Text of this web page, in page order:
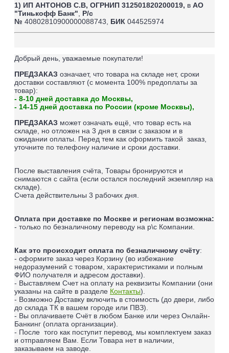
1) ИП АНТОНОВ С.В, ОГРНИП 312501820200019, в АО
"Тинькофф Банк"
Р/с
№ 40802810900000088743, БИК 044525974
Добрый день, уважаемые покупатели!
ПРЕДЗАКАЗ означает, что товара на складе нет, сроки
доставки составляют (с момента 100% предоплаты за
товар):
- 8-10 дней доставка до Москвы,
- 14-15 дней доставка по России (кроме Москвы),
ПРЕДЗАКАЗ может означать ещё, что товар есть на
складе, но отложен на 3 дня в связи с заказом и в
ожидании оплаты. Перед тем как оформить такой заказ,
уточните по телефону наличие и сроки доставки.
После выставления счёта, Товары бронируются и
снимаются с сайта (если остался последний экземпляр на
складе).
Счета действительны 3 рабочих дня.
Оплата при доставке по Москве и регионам возможна:
- только по безналичному переводу на р\с Компании.
Как это происходит оплата по безналичному счёту:
- оформите заказ через Корзину (во избежание
недоразумений с товаром, характеристиками и полным
ФИО получателя и адресом доставки).
- Выставляем Счет на оплату на реквизиты Компании (они
указаны на сайте в разделе Контакты).
- Возможно Доставку включить в стоимость (до двери, либо
до склада ТК в вашем городе или ПВЗ).
- Вы оплачиваете Счёт в любом Банке или через Онлайн-
Банкинг (оплата организации).
- После того как поступит перевод, мы комплектуем заказ
и отправляем Вам. Если Товара нет в наличии,
заказываем на заводе.